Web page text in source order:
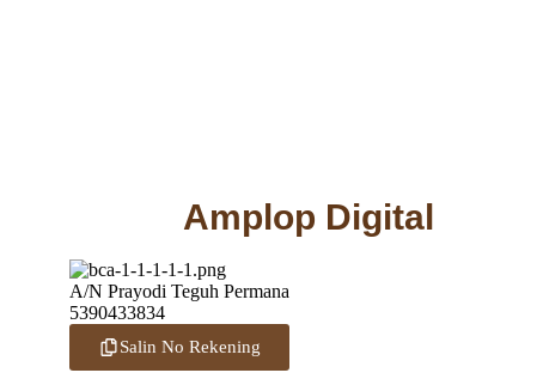
Amplop Digital
A/N Prayodi Teguh Permana
5390433834
Salin No Rekening